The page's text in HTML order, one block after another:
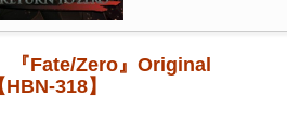
Fate/Zero』Original
318】